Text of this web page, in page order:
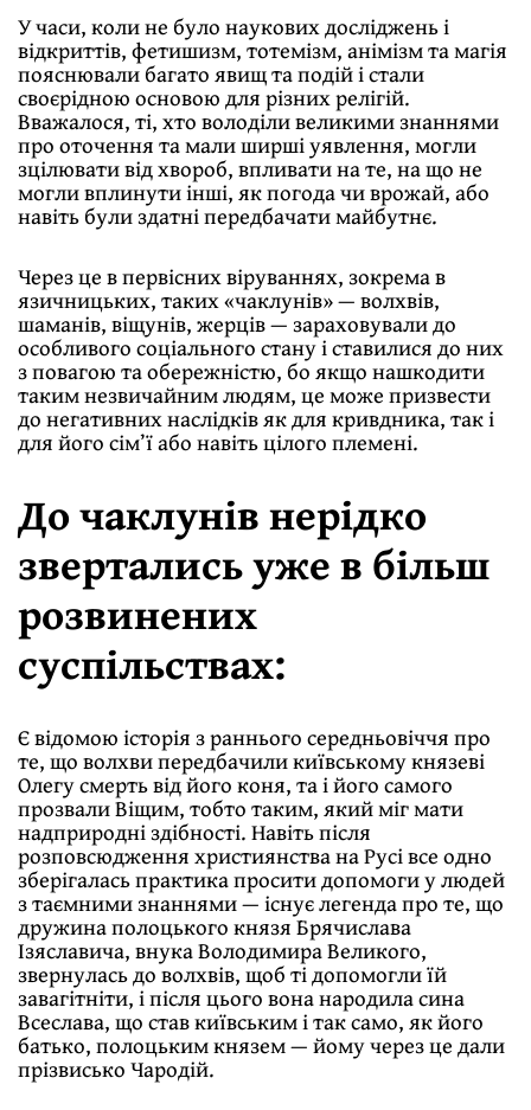
У часи, коли не було наукових досліджень і
відкриттів, фетишизм, тотемізм, анімізм та магія
пояснювали багато явищ та подій і стали
своєрідною основою для різних релігій.
Вважалося, ті, хто володіли великими знаннями
про оточення та мали ширші уявлення, могли
зцілювати від хвороб, впливати на те, на що не
могли вплинути інші, як погода чи врожай, або
навіть були здатні передбачати майбутнє.
Через це в первісних віруваннях, зокрема в
язичницьких, таких «чаклунів» — волхвів,
шаманів, віщунів, жерців — зараховували до
особливого соціального стану і ставилися до них
з повагою та обережністю, бо якщо нашкодити
таким незвичайним людям, це може призвести
до негативних наслідків як для кривдника, так і
для його сім’ї або навіть цілого племені.
До чаклунів нерідко
звертались уже в більш
розвинених
суспільствах:
Є відомою історія з раннього середньовіччя про
те, що волхви передбачили київському князеві
Олегу смерть від його коня, та і його самого
прозвали Віщим, тобто таким, який міг мати
надприродні здібності. Навіть після
розповсюдження християнства на Русі все одно
зберігалась практика просити допомоги у людей
з таємними знаннями — існує легенда про те, що
дружина полоцького князя Брячислава
Ізяславича, внука Володимира Великого,
звернулась до волхвів, щоб ті допомогли їй
завагітніти, і після цього вона народила сина
Всеслава, що став київським і так само, як його
батько, полоцьким князем — йому через це дали
прізвисько Чародій.